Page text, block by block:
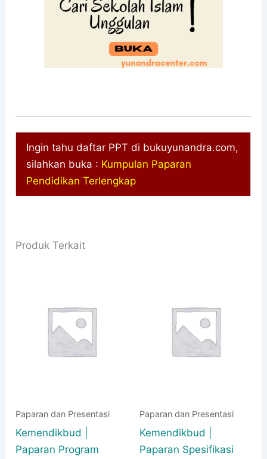
Ingin tahu daftar PPT di bukuyunandra.com,
silahkan buka : Kumpulan Paparan
Pendidikan Terlengkap
Produk Terkait
Paparan dan Presentasi
Kemendikbud |
Paparan Program
Paparan dan Presentasi
Kemendikbud |
Paparan Spesifikasi